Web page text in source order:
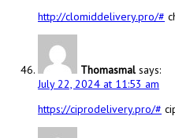
http://clomiddelivery.pro/#
Thomasmal says:
July 22, 2024 at 11:53 am
https://ciprodelivery.pro/#